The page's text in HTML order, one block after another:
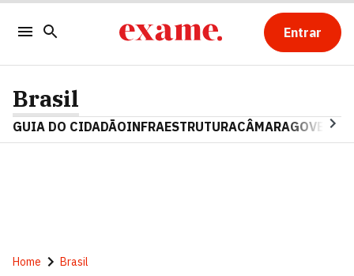
Entrar
Brasil
GUIA DO CIDADÃOINFRAESTRUTURACÂMARAGOVERNO
Home Brasil